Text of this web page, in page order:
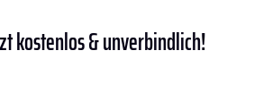
kostenlos & unverbindlich!